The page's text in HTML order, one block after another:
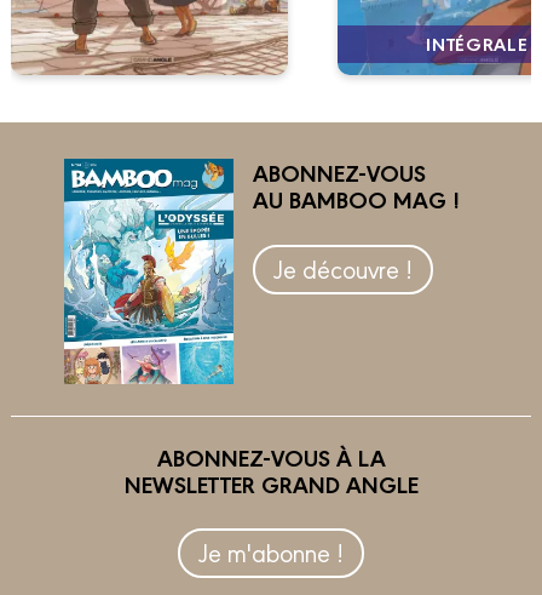
INTÉGRALE
ABONNEZ-VOUS
AU BAMBOO MAG !
Je découvre !
ABONNEZ-VOUS À LA
NEWSLETTER GRAND ANGLE
Je m'abonne !